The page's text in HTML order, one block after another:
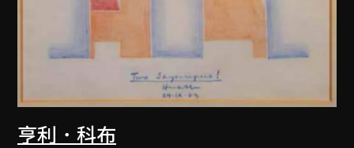
亨利．科布